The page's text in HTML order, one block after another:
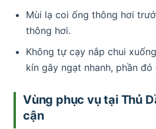
Mùi lạ coi ống thông hơi
thông hơi.
Không tự cạy nắp chui
kín gây ngạt nhanh, phần
Vùng phục vụ tại Thủ
cận